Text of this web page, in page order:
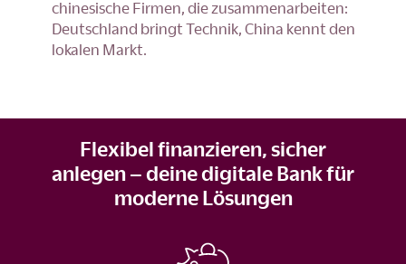
chinesische Firmen, die zusammenarbeiten:
Deutschland bringt Technik, China kennt den
lokalen Markt.
Flexibel finanzieren, sicher
anlegen – deine digitale Bank für
moderne Lösungen